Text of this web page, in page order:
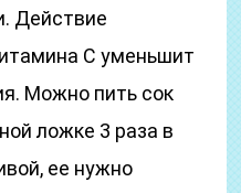
Действие
С уменьшит
Можно пить сок
ложке 3 раза в
ее нужно